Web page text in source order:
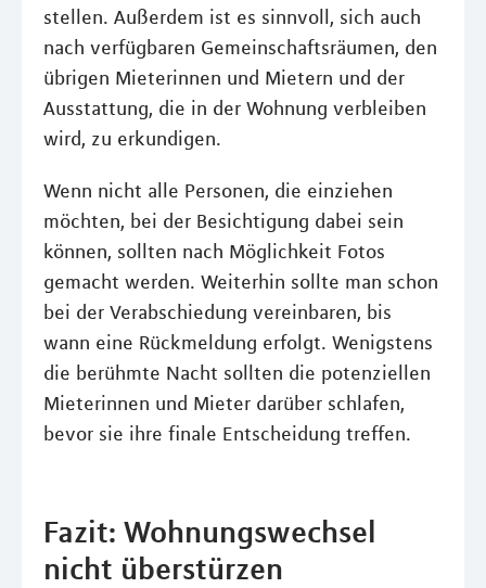
stellen. Außerdem ist es sinnvoll, sich auch
nach verfügbaren Gemeinschaftsräumen, den
übrigen Mieterinnen und Mietern und der
Ausstattung, die in der Wohnung verbleiben
wird, zu erkundigen.
Wenn nicht alle Personen, die einziehen
möchten, bei der Besichtigung dabei sein
können, sollten nach Möglichkeit Fotos
gemacht werden. Weiterhin sollte man schon
bei der Verabschiedung vereinbaren, bis
wann eine Rückmeldung erfolgt. Wenigstens
die berühmte Nacht sollten die potenziellen
Mieterinnen und Mieter darüber schlafen,
bevor sie ihre finale Entscheidung treffen.
Fazit: Wohnungswechsel
nicht überstürzen